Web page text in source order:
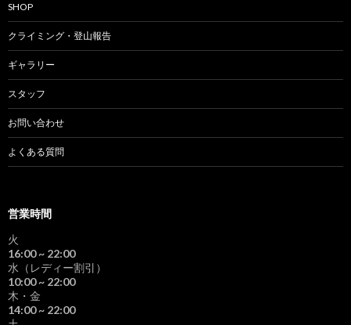
SHOP
クライミング・登山報告
ギャラリー
スタッフ
お問い合わせ
よくある質問
営業時間
火
16:00~ 22:00
水（レディー割引）
10:00~ 22:00
木・金
14:00~ 22:00